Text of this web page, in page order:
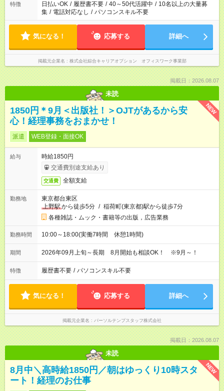
特徴 日払いOK / 履歴書不要 / 40～50代活躍中 / 10名以上の大量募
集 / 電話対応なし / パソコンスキル不要
気になる！ 応募する 詳細へ
掲載元企業名 株式会社綜合キャリアオプション オフィスワーク事業部
掲載日：2026.08.07
未読
NEW
1850円＊9月＜出版社！＞OJTがあるから安
心！経理事務をおまかせ！
派遣 WEB登録・面接OK
給与
時給1850円
交通費別途支給あり
交通費 全額支給
勤務地
東京都台東区
上野駅から徒歩5分 / 稲荷町(東京都)駅から徒歩7分
各種雑誌・ムック・書籍等の出版，広告業務
勤務時間 10:00～18:00(実働7時間 休憩1時間)
期間 2026年09月上旬～長期 8月開始も相談OK！ ※9月～！
特徴 履歴書不要 / パソコンスキル不要
気になる！ 応募する 詳細へ
掲載元企業名 パーソルテンプスタッフ株式会社
掲載日：2026.08.07
未読
NEW
8月中＼高時給1850円／朝はゆっくり10時スタ
ート！経理のお仕事